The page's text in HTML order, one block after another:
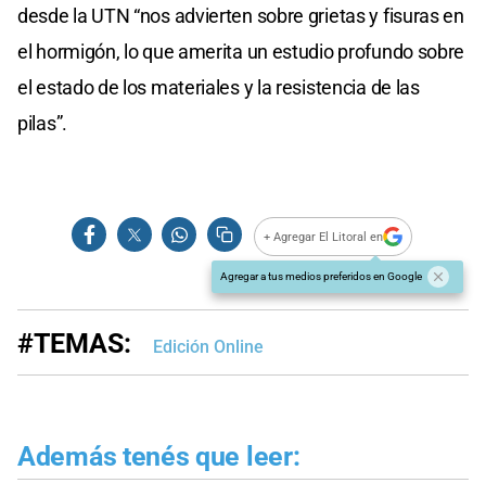
desde la UTN “nos advierten sobre grietas y fisuras en
el hormigón, lo que amerita un estudio profundo sobre
el estado de los materiales y la resistencia de las
pilas”.
+ Agregar El Litoral en
Agregar a tus medios preferidos en Google
#TEMAS: Edición Online
Además tenés que leer: